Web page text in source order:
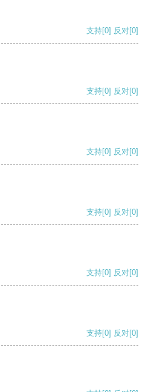
支持[0] 反对[0]
支持[0] 反对[0]
支持[0] 反对[0]
支持[0] 反对[0]
支持[0] 反对[0]
支持[0] 反对[0]